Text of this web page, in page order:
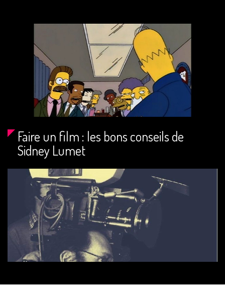
Faire un film : les bons conseils de
Sidney Lumet